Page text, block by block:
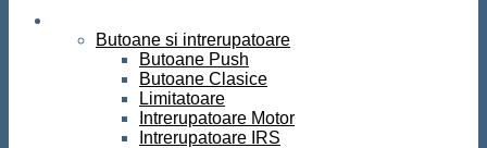
Butoane si intrerupatoare
Butoane Push
Butoane Clasice
Limitatoare
Intrerupatoare Motor
Intrerupatoare IRS